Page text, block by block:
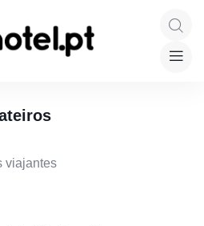
viajantes